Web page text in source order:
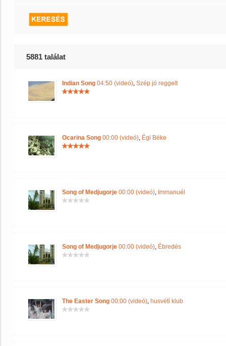
5881 találat
Indian Song 04:50 (videó), Szép jó reggelt
Ocarina Song 00:00 (videó), Égi Béke
Song of Medjugorje 00:00 (videó), Immanuél
Song of Medjugorje 00:00 (videó), Ébredés
The Easter Song 00:00 (videó), husvétí klub